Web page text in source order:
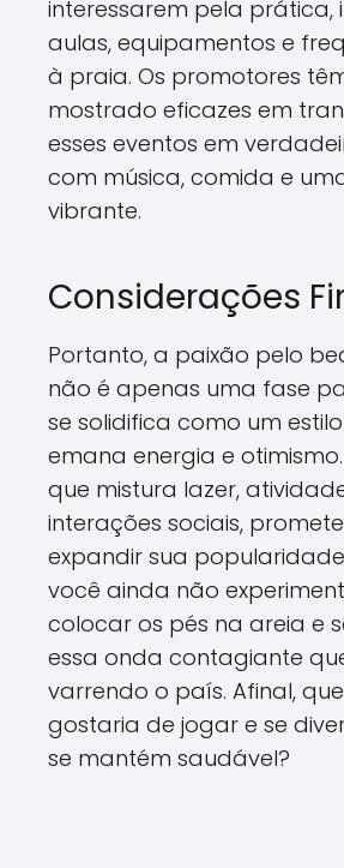
interessarem pela prática,
aulas, equipamentos e
à praia. Os promotores
mostrado eficazes em
esses eventos em
com música, comida e
vibrante.
Considerações
Portanto, a paixão pelo
não é apenas uma fase
se solidifica como um
emana energia e
que mistura lazer,
interações sociais,
expandir sua popularidade
você ainda não
colocar os pés na areia e
essa onda contagiante
varrendo o país. Afinal,
gostaria de jogar e se
se mantém saudável?